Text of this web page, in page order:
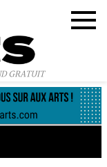
GRATUIT